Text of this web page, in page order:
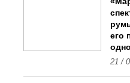
его
21 /